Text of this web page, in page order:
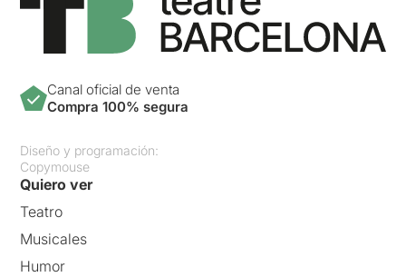
Canal oficial de venta
Compra 100% segura
Diseño y programación:
Copymouse
Quiero ver
Teatro
Musicales
Humor